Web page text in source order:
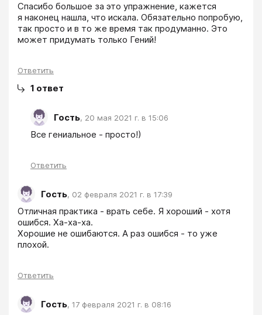
Спасибо большое за это упражнение, кажется
я наконец нашла, что искала. Обязательно попробую,
так просто и в то же время так продуманно. Это
может придумать только Гений!
Ответить
1 ответ
Гость, 20 мая 2021 г. в 15:06
Все гениальное - просто!)
Ответить
Гость, 02 февраля 2021 г. в 17:39
Отличная практика - врать себе. Я хороший - хотя
ошибся. Ха-ха-ха.
Хорошие не ошибаются. А раз ошибся - то уже
плохой.
Ответить
Гость, 17 февраля 2021 г. в 08:16